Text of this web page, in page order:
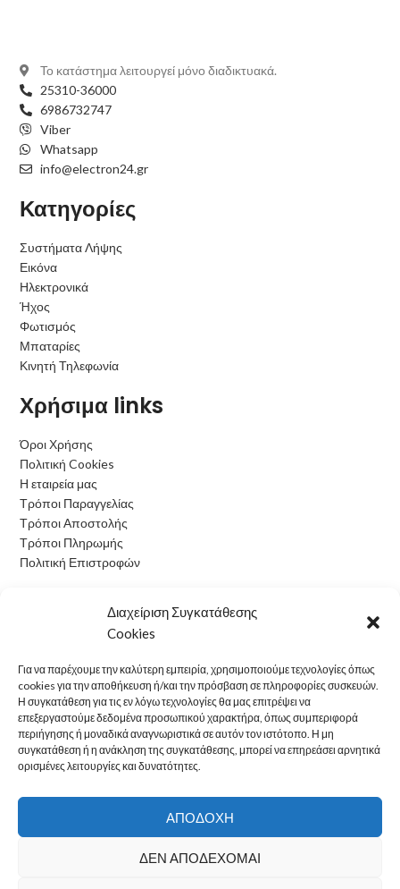
Διαχείριση Συγκατάθεσης
Cookies
Για να παρέχουμε την καλύτερη εμπειρία, χρησιμοποιούμε τεχνολογίες όπως
cookies για την αποθήκευση ή/και την πρόσβαση σε πληροφορίες συσκευών.
Η συγκατάθεση για τις εν λόγω τεχνολογίες θα μας επιτρέψει να
επεξεργαστούμε δεδομένα προσωπικού χαρακτήρα, όπως συμπεριφορά
περιήγησης ή μοναδικά αναγνωριστικά σε αυτόν τον ιστότοπο. Η μη
συγκατάθεση ή η ανάκληση της συγκατάθεσης, μπορεί να επηρεάσει αρνητικά
ορισμένες λειτουργίες και δυνατότητες.
ΑΠΟΔΟΧΉ
ΔΕΝ ΑΠΟΔΈΧΟΜΑΙ
Το κατάστημα λειτουργεί μόνο διαδικτυακά.
25310-36000
6986732747
Viber
Whatsapp
info@electron24.gr
Κατηγορίες
Συστήματα Λήψης
Εικόνα
Ηλεκτρονικά
Ήχος
Φωτισμός
Μπαταρίες
Κινητή Τηλεφωνία
Χρήσιμα links
Όροι Χρήσης
Πολιτική Cookies
Η εταιρεία μας
Τρόποι Παραγγελίας
Τρόποι Αποστολής
Τρόποι Πληρωμής
Πολιτική Επιστροφών
Ωράριο Λειτουργίας
Δευτέρα: 09:00 - 15:00
Τρίτη: 09:00 - 15:00
Τετάρτη: 09:00 - 15:00
Πέμπτη: 09:00 - 15:00
Παρασκευή: 09:00 - 15:00
Σάββατο: Κλειστά
Κυριακή: Κλειστά
electron24 2022 CREATED BYOwlTech.